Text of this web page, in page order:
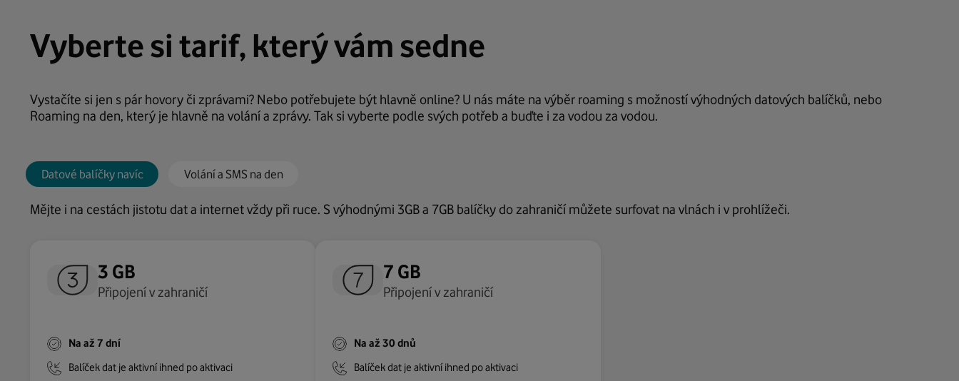
Vyberte si tarif, který vám sedne
Vystačíte si jen s pár hovory či zprávami? Nebo potřebujete být hlavně online? U nás máte na výběr roaming s možností výhodných datových balíčků, nebo
Roaming na den, který je hlavně na volání a zprávy. Tak si vyberte podle svých potřeb a buďte i za vodou za vodou.
Datové balíčky navíc Volání a SMS na den
Mějte i na cestách jistotu dat a internet vždy při ruce. S výhodnými 3GB a 7GB balíčky do zahraničí můžete surfovat na vlnách i v prohlížeči.
3 GB
Připojení v zahraničí
Na až 7 dní
Balíček dat je aktivní ihned po aktivaci
7 GB
Připojení v zahraničí
Na až 30 dnů
Balíček dat je aktivní ihned po aktivaci
Roaming na den
Jednorázově na 24 hodin
1 GB na 24 hodin
Neomezené volání do ČR u neomezených tarifů